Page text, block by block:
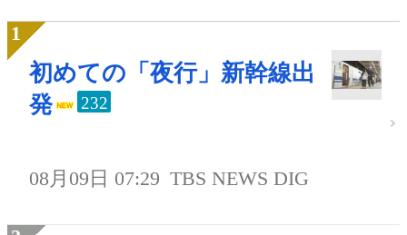
初めての「夜行」新幹線出
発
232
08月09日 07:29 TBS NEWS DIG